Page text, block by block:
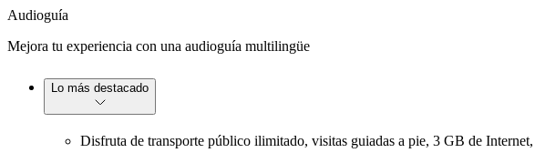
Audioguía
Mejora tu experiencia con una audioguía multilingüe
Lo más destacado
Disfruta de transporte público ilimitado, visitas guiadas a pie, 3 GB de